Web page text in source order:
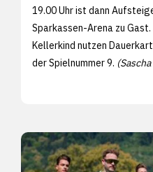
19.00 Uhr ist dann
Sparkassen-Arena zu
Kellerkind nutzen
der Spielnummer 9.